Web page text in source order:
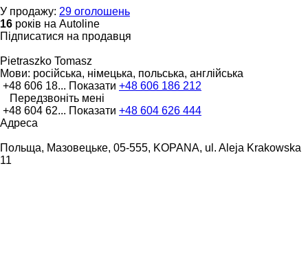
У продажу: 29 оголошень
16 років на Autoline
Підписатися на продавця
Pietraszko Tomasz
Мови: російська, німецька, польська, англійська
+48 606 18... Показати +48 606 186 212
Передзвоніть мені
+48 604 62... Показати +48 604 626 444
Адреса
Польща, Мазовецьке, 05-555, KOPANA, ul. Aleja Krakowska
11